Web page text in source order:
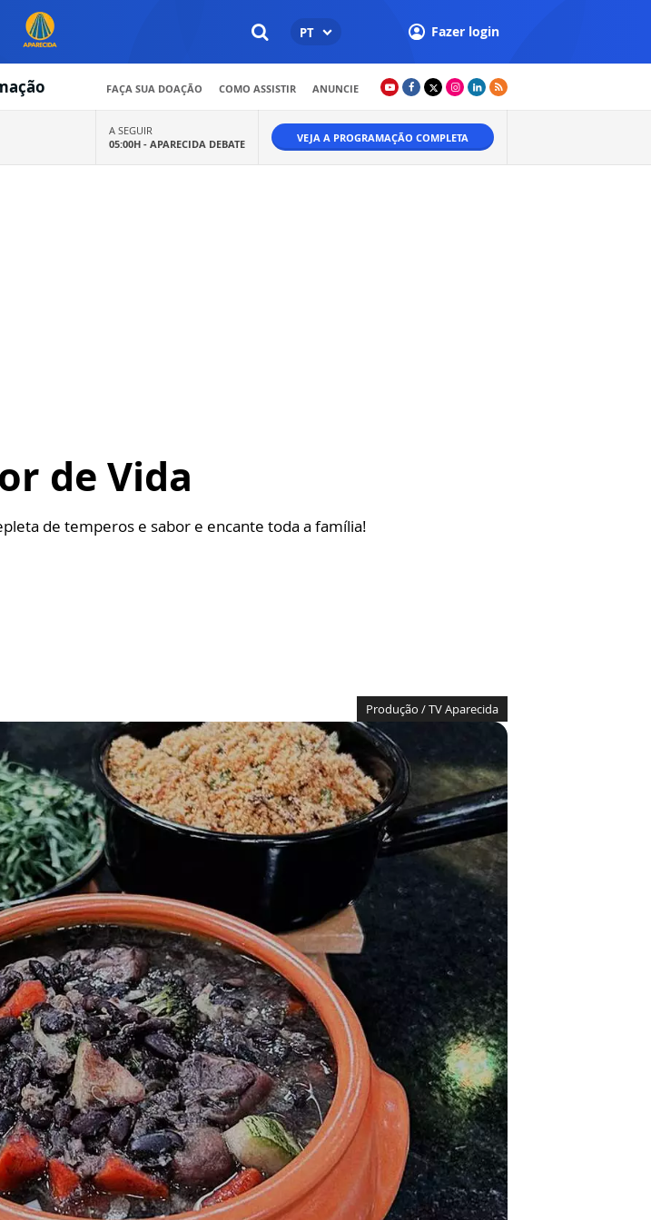
PT Fazer login
FAÇA SUA DOAÇÃO COMO ASSISTIR ANUNCIE
A SEGUIR
05:00H - APARECIDA DEBATE VEJA A PROGRAMAÇÃO COMPLETA
de Vida
de temperos e sabor e encante toda a família!
Produção / TV Aparecida